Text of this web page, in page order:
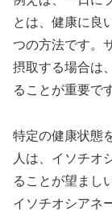
とは、健康に良
つの方法です。
摂取する場合は
ることが重要で
特定の健康状態
人は、イソチオ
ることが望まし
イソチオシアネ